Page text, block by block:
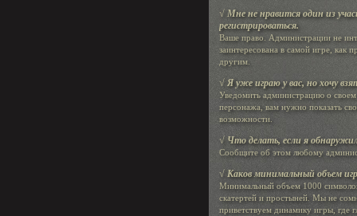
√ Мне не нравится один из
регистрироваться.
Ваше право. Администрации не
заинтересована в самой игре, как
другим.
√ Я уже играю у вас, но хочу
Уведомить администрацию о
персонажа, вам нужно показать
возможности.
√ Что делать, если я
Сообщите об этом любому
√ Каков минимальный объем
Минимальный объем 1000
скатертей и простыней. Мы не
приветствуем динамику игры, где